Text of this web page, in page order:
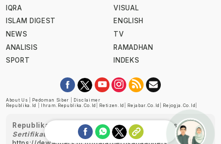
IQRA
ISLAM DIGEST
NEWS
ANALISIS
SPORT
VISUAL
ENGLISH
TV
RAMADHAN
INDEKS
About Us Pedoman Siber
Disclaimer
Republika.id
Ihram.republika.co.id Retizen.id Rejabar.co.id Rejogja.co.id
Republika telah diverifikasi oleh Dewan Pers
Sertifikat Nomor 1058/DP-Verifikasi/K/XII/2022